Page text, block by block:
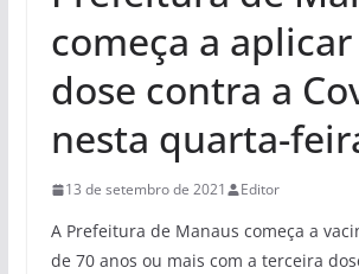
começa a aplicar
dose contra a
nesta quarta-
13 de setembro de 2021 Editor
A Prefeitura de Manaus começa a
de 70 anos ou mais com a terceira